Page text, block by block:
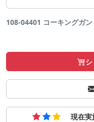
108-04401 コーキングガ
現在実